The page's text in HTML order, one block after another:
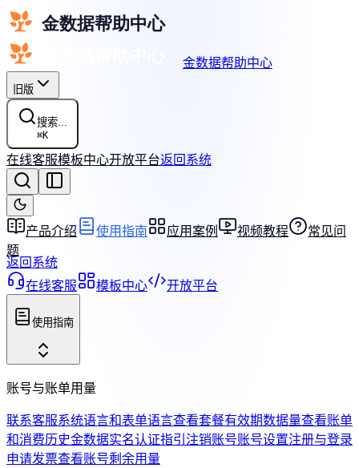
金数据帮助中心
旧版
搜索...
⌘K
在线客服模板中心开放平台返回系统
产品介绍 使用指南 应用案例 视频教程
常见问
题
返回系统
在线客服
模板中心 开放平台
使用指南
账号与账单用量
联系客服系统语言和表单语言查看套餐有效期数据量查看账单
和消费历史金数据实名认证指引注销账号账号设置注册与登录
申请发票查看账号剩余用量